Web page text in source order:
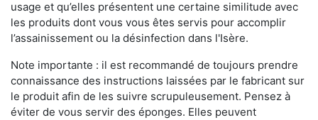
usage et qu’elles présentent une certaine similitude avec
les produits dont vous vous êtes servis pour accomplir
l’assainissement ou la désinfection dans l'Isère.
Note importante : il est recommandé de toujours prendre
connaissance des instructions laissées par le fabricant sur
le produit afin de les suivre scrupuleusement. Pensez à
éviter de vous servir des éponges. Elles peuvent